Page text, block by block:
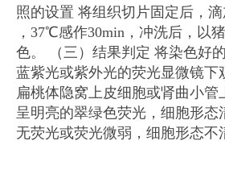
照的设置 将组织切片固定后，
，37℃感作30min，冲洗后，以
色。 （三）结果判定 将染色好
蓝紫光或紫外光的荧光显微镜下
扁桃体隐窝上皮细胞或肾曲小管
呈明亮的翠绿色荧光，细胞形态
无荧光或荧光微弱，细胞形态不